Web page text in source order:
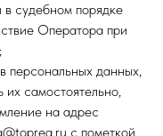
судебном порядке
Оператора при
персональных данных,
их самостоятельно,
на адрес
с пометкой